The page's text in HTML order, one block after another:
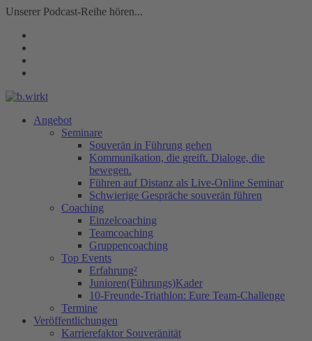
Unserer Podcast-Reihe hören...
Angebot
Seminare
Souverän in Führung gehen
Kommunikation, die greift. Dialoge, die
bewegen.
Führen auf Distanz als Live-Online Seminar
Schwierige Gespräche souverän führen
Coaching
Einzelcoaching
Teamcoaching
Gruppencoaching
Top Events
Erfahrung²
Junioren(Führungs)Kader
10-Freunde-Triathlon: Eure Team-Challenge
Termine
Veröffentlichungen
Karrierefaktor Souveränität